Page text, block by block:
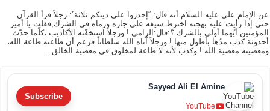
عن الإمام علي عليه السلام أنه قال: “إحذروا على دينكم ثلاثة”: رجلاً قرأ القرآن
حتى إذا رأيت عليه بهجته اخترط سيفه على جاره ورماه في الشرك,فقلت يا أمير
المؤمنين أيّهما أولى بالشرك ؟:قال:الرامي ! ورجلاً استخفّته الأكاذيب ،كلّما حدّث
أحدوثة كذب مدّها بأطول منها ! ورجلاً آتاه الله سلطاناً فزعم أن طاعته طاعة الله،
ومعصيته معصية الله ! وكذب لأنه لا طاعة لمخلوق في معصية الخالق…
Sayyed Ali El Amine
YouTube
Subscribe